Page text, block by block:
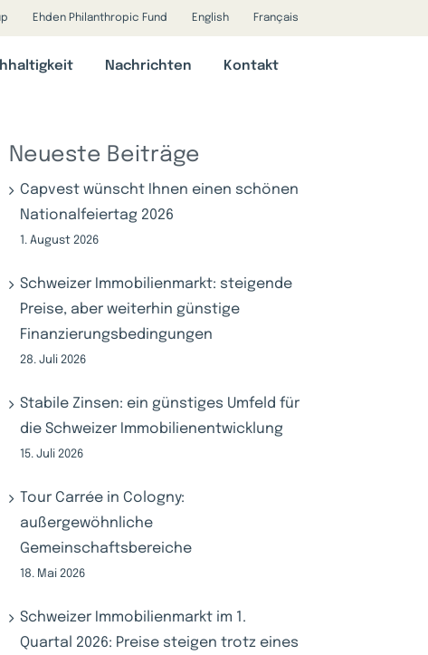
Ehden Philanthropic Fund English Français
Nachrichten Kontakt
Neueste Beiträge
Capvest wünscht Ihnen einen schönen
Nationalfeiertag 2026
1. August 2026
Schweizer Immobilienmarkt: steigende
Preise, aber weiterhin günstige
Finanzierungsbedingungen
28. Juli 2026
Stabile Zinsen: ein günstiges Umfeld für
die Schweizer Immobilienentwicklung
15. Juli 2026
Tour Carrée in Cologny:
außergewöhnliche
Gemeinschaftsbereiche
18. Mai 2026
Schweizer Immobilienmarkt im 1.
Quartal 2026: Preise steigen trotz eines